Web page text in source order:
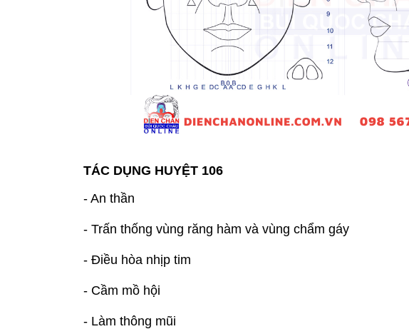
TÁC DỤNG HUYỆT 106
- An thần
- Trấn thống vùng răng hàm và vùng chẩm gáy
- Điều hòa nhịp tim
- Cầm mồ hội
- Làm thông mũi